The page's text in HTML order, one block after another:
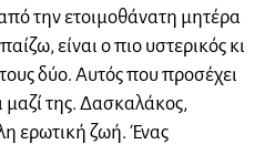
την ετοιμοθάνατη μητέρα
είναι ο πιο υστερικός κι
δύο. Αυτός που προσέχει
μαζί της. Δασκαλάκος,
ερωτική ζωή. Ένας